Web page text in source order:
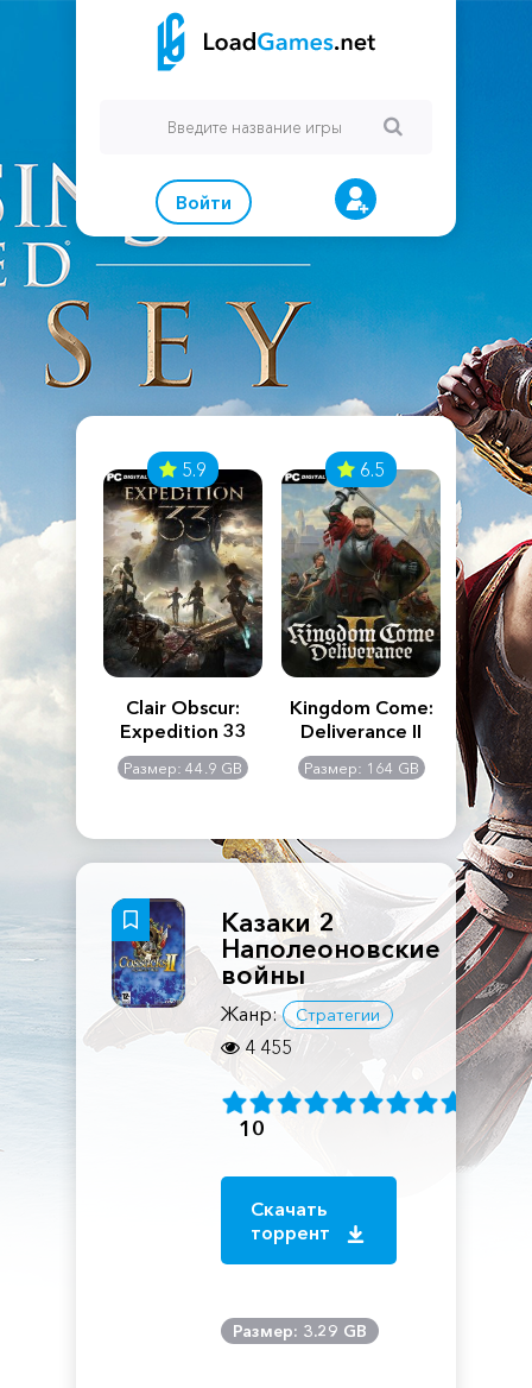
Войти
Creed
5.9
Clair Obscur:
Expedition 33
Размер: 44.9 GB
6.5
Kingdom Come:
Deliverance II
Размер: 164 GB
The
Казаки 2
Наполеоновские
войны
Жанр: Стратегии
4 455
10
Скачать
торрент
Размер: 3.29 GB